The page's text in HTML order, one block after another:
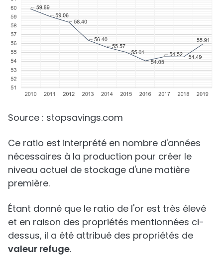
Source : stopsavings.com
Ce ratio est interprété en nombre d'années
nécessaires à la production pour créer le
niveau actuel de stockage d'une matière
première.
Étant donné que le ratio de l'or est très élevé
et en raison des propriétés mentionnées ci-
dessus, il a été attribué des propriétés de
valeur refuge.